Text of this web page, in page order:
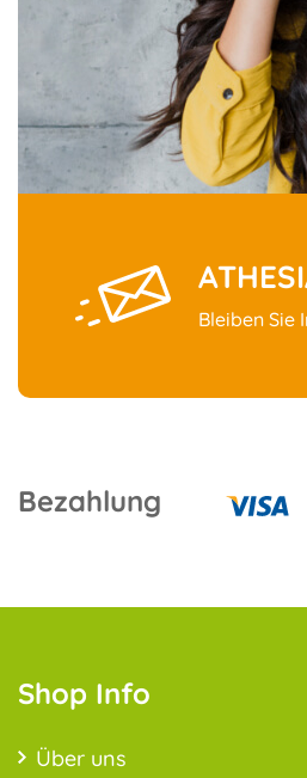
Bleiben Sie
Bezahlung
Shop Info
Über uns